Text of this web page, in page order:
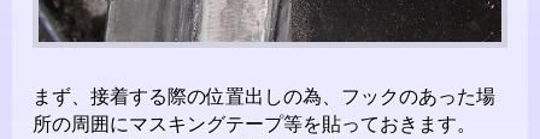
まず、接着する際の位置出しの為、フックのあった場
所の周囲にマスキングテープ等を貼っておきます。